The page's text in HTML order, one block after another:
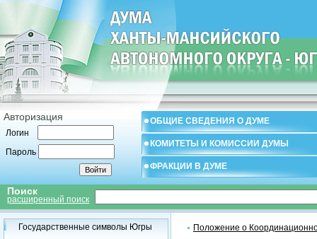
Авторизация
Логин
Пароль
ОБЩИЕ СВЕДЕНИЯ О ДУМЕ
КОМИТЕТЫ И КОМИССИИ ДУМЫ
ФРАКЦИИ В ДУМЕ
Поиск
расширенный поиск
Государственные символы Югры
Положение о